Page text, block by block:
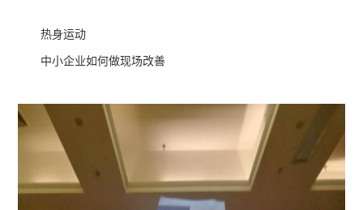
热身运动
中小企业如何做现场改善